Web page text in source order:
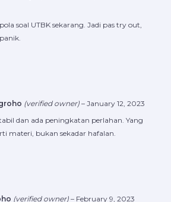
soal UTBK sekarang. Jadi pas try out,
(verified owner) – January 12, 2023
dan ada peningkatan perlahan. Yang
materi, bukan sekadar hafalan.
(verified owner) – February 9, 2023